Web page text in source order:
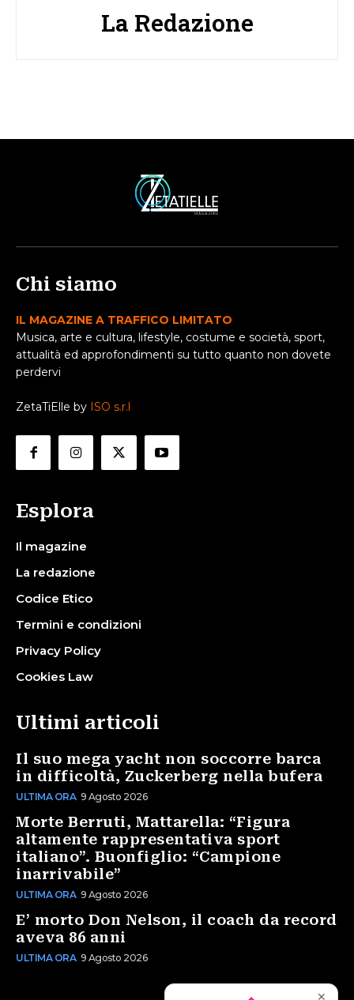
La Redazione
Chi siamo
IL MAGAZINE A TRAFFICO LIMITATO
Musica, arte e cultura, lifestyle, costume e società, sport,
attualità ed approfondimenti su tutto quanto non dovete
perdervi
ZetaTiElle by ISO s.r.l
Esplora
Il magazine
La redazione
Codice Etico
Termini e condizioni
Privacy Policy
Cookies Law
Ultimi articoli
Il suo mega yacht non soccorre barca
in difficoltà, Zuckerberg nella bufera
ULTIMA ORA 9 Agosto 2026
Morte Berruti, Mattarella: “Figura
altamente rappresentativa sport
italiano”. Buonfiglio: “Campione
inarrivabile”
ULTIMA ORA 9 Agosto 2026
E’ morto Don Nelson, il coach da record
aveva 86 anni
ULTIMA ORA 9 Agosto 2026
✕